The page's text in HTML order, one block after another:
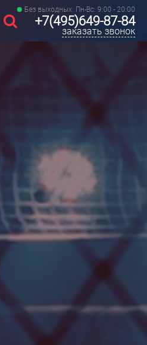
Без выходных: Пн-Вс: 9:00 - 20:00
+7(495)649-87-84
заказать звонок